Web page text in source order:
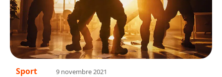
Sport 9 novembre 2021